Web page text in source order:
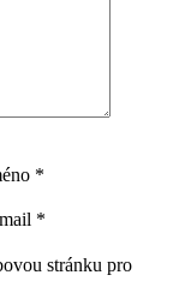
*
*
stránku pro